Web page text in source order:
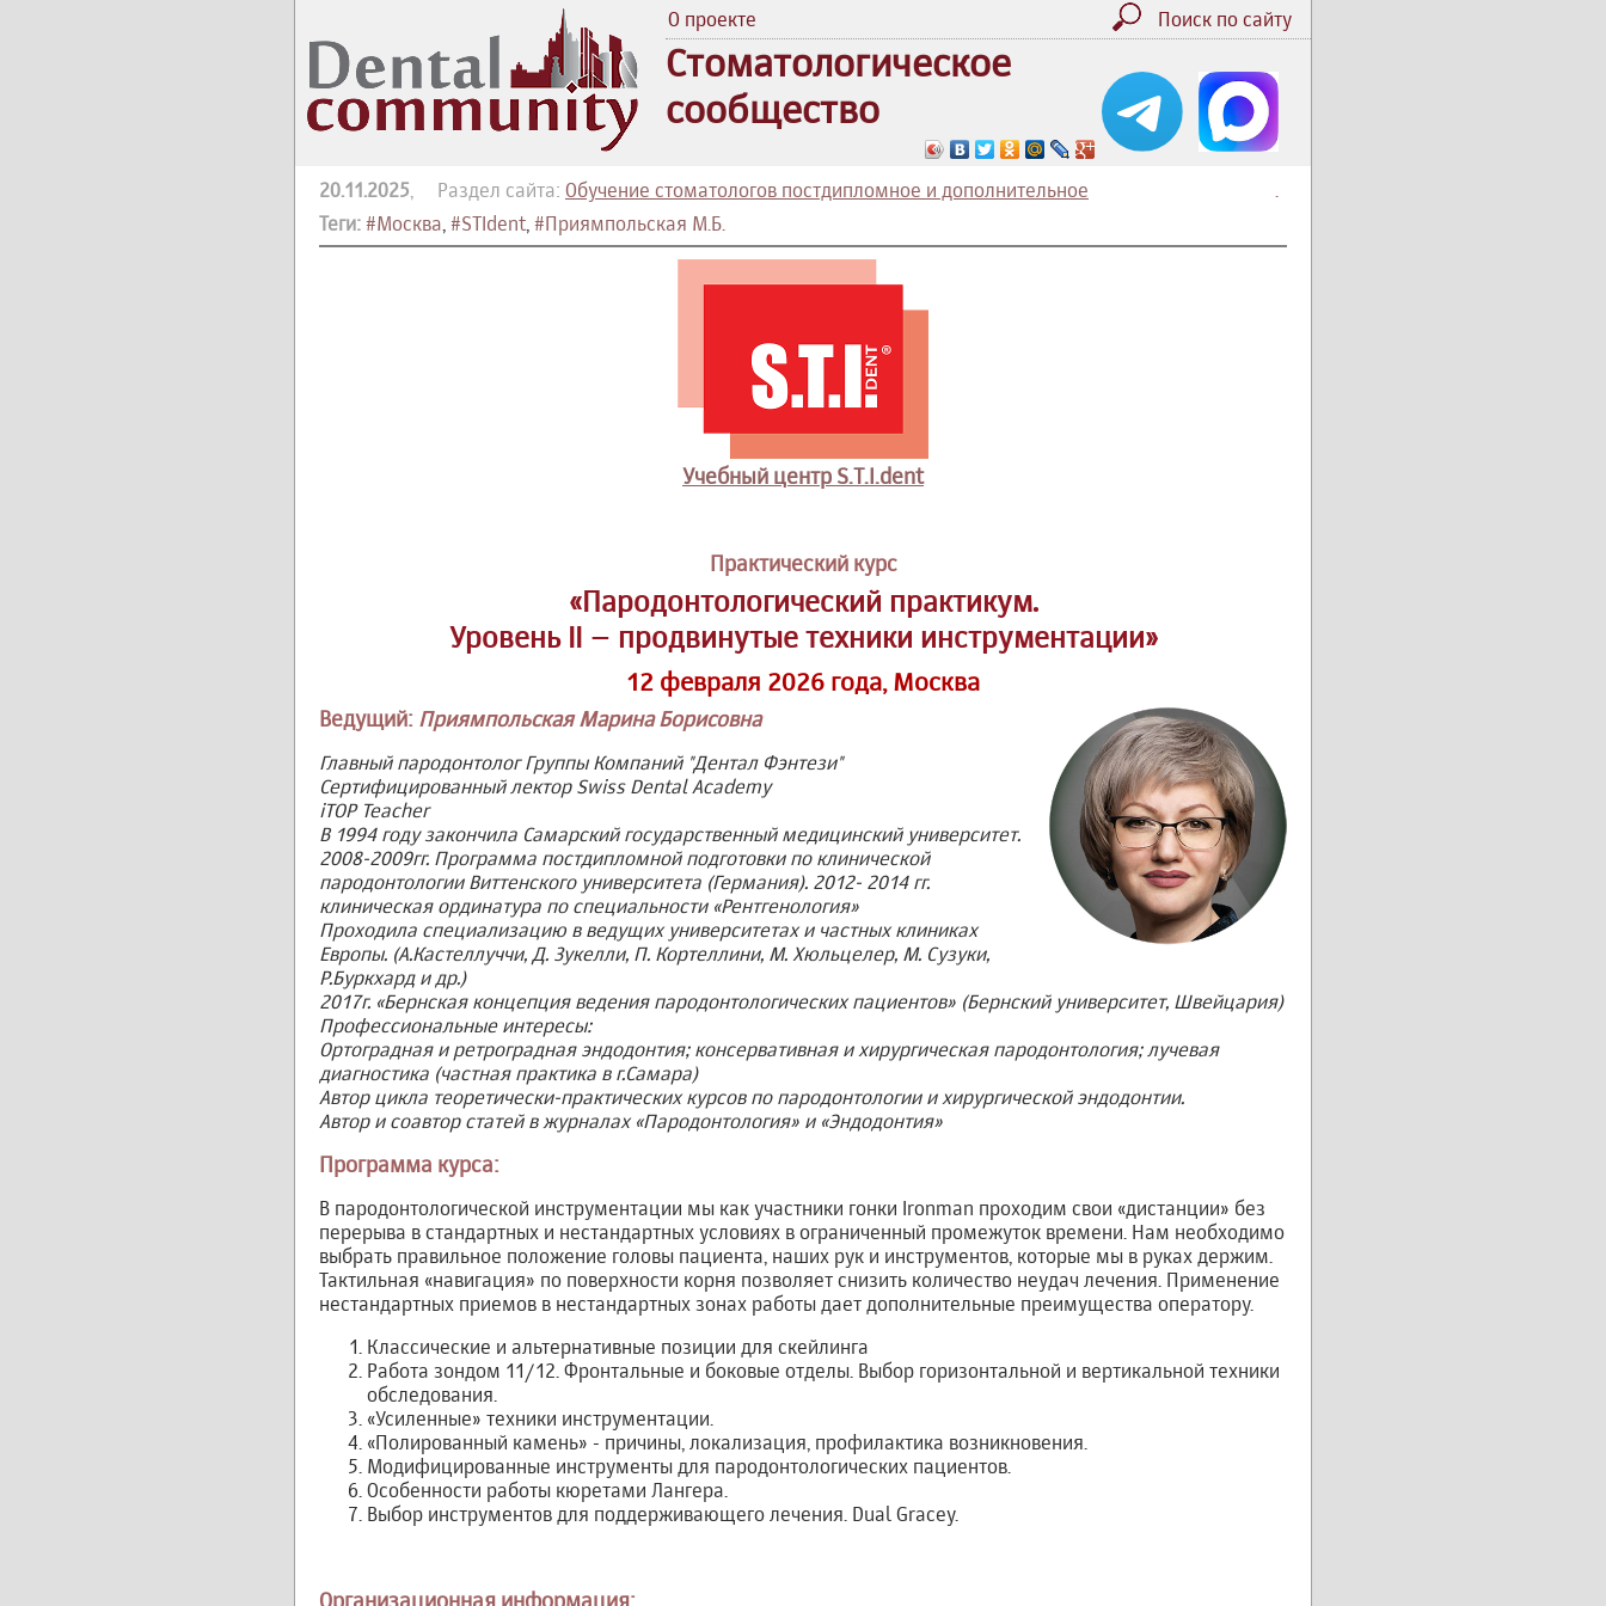
О проекте Поиск по сайту
Стоматологическое
сообщество
.
20.11.2025, Раздел сайта: Обучение стоматологов постдипломное и дополнительное
Теги: #Москва, #STIdent, #Приямпольская М.Б.
Учебный центр S.T.I.dent
Практический курс
«Пародонтологический практикум.
Уровень II – продвинутые техники инструментации»
12 февраля 2026 года, Москва
Ведущий: Приямпольская Марина Борисовна
Главный пародонтолог Группы Компаний "Дентал Фэнтези"
Сертифицированный лектор Swiss Dental Academy
iTOP Teacher
В 1994 году закончила Самарский государственный медицинский университет.
2008-2009гг. Программа постдипломной подготовки по клинической
пародонтологии Виттенского университета (Германия). 2012- 2014 гг.
клиническая ординатура по специальности «Рентгенология»
Проходила специализацию в ведущих университетах и частных клиниках
Европы. (А.Кастеллуччи, Д. Зукелли, П. Кортеллини, М. Хюльцелер, М. Сузуки,
Р.Буркхард и др.)
2017г. «Бернская концепция ведения пародонтологических пациентов» (Бернский университет, Швейцария)
Профессиональные интересы:
Ортоградная и ретроградная эндодонтия; консервативная и хирургическая пародонтология; лучевая
диагностика (частная практика в г.Самара)
Автор цикла теоретически-практических курсов по пародонтологии и хирургической эндодонтии.
Автор и соавтор статей в журналах «Пародонтология» и «Эндодонтия»
Программа курса:
В пародонтологической инструментации мы как участники гонки Ironman проходим свои «дистанции» без
перерыва в стандартных и нестандартных условиях в ограниченный промежуток времени. Нам необходимо
выбрать правильное положение головы пациента, наших рук и инструментов, которые мы в руках держим.
Тактильная «навигация» по поверхности корня позволяет снизить количество неудач лечения. Применение
нестандартных приемов в нестандартных зонах работы дает дополнительные преимущества оператору.
Классические и альтернативные позиции для скейлинга
Работа зондом 11/12. Фронтальные и боковые отделы. Выбор горизонтальной и вертикальной техники
обследования.
«Усиленные» техники инструментации.
«Полированный камень» - причины, локализация, профилактика возникновения.
Модифицированные инструменты для пародонтологических пациентов.
Особенности работы кюретами Лангера.
Выбор инструментов для поддерживающего лечения. Dual Gracey.
Организационная информация: